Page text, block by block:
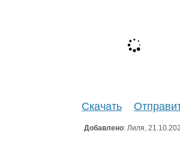
Скачать
Добавлено: Лиля,